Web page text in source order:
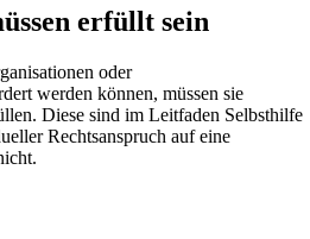
erfüllt sein
oder
werden können, müssen sie
Diese sind im Leitfaden Selbsthilfe
Rechtsanspruch auf eine